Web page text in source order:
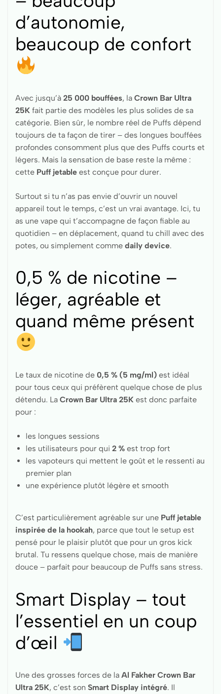
d’autonomie,
beaucoup de confort
Avec jusqu’à 25 000 bouffées, la Crown Bar Ultra
25K fait partie des modèles les plus solides de sa
catégorie. Bien sûr, le nombre réel de Puffs dépend
toujours de ta façon de tirer – des longues bouffées
profondes consomment plus que des Puffs courts et
légers. Mais la sensation de base reste la même :
cette Puff jetable est conçue pour durer.
Surtout si tu n’as pas envie d’ouvrir un nouvel
appareil tout le temps, c’est un vrai avantage. Ici, tu
as une vape qui t’accompagne de façon fiable au
quotidien – en déplacement, quand tu chill avec des
potes, ou simplement comme daily device.
0,5 % de nicotine –
léger, agréable et
quand même présent
Le taux de nicotine de 0,5 % (5 mg/ml) est idéal
pour tous ceux qui préfèrent quelque chose de plus
détendu. La Crown Bar Ultra 25K est donc parfaite
pour :
les longues sessions
les utilisateurs pour qui 2 %est trop fort
les vapoteurs qui mettent le goût et le ressenti au
premier plan
une expérience plutôt légère et smooth
C’est particulièrement agréable sur une Puff jetable
inspirée de la hookah, parce que tout le setup est
pensé pour le plaisir plutôt que pour un gros kick
brutal. Tu ressens quelque chose, mais de manière
douce – parfait pour beaucoup de Puffs sans stress.
Smart Display – tout
l’essentiel en un coup
d’œil
Une des grosses forces de la Al Fakher Crown Bar
Ultra 25K, c’est son Smart Display intégré. Il